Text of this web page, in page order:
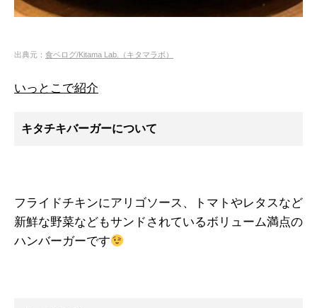
出典元： 食ベログ/Kitama Lab.（キタマラボ）
いっとこで紹介
キタチキバーガーについて
フライドチキンにアリゴソース、トマトやレタスなど
新鮮な野菜などもサンドされているボリューム満点の
ハンバーガーです